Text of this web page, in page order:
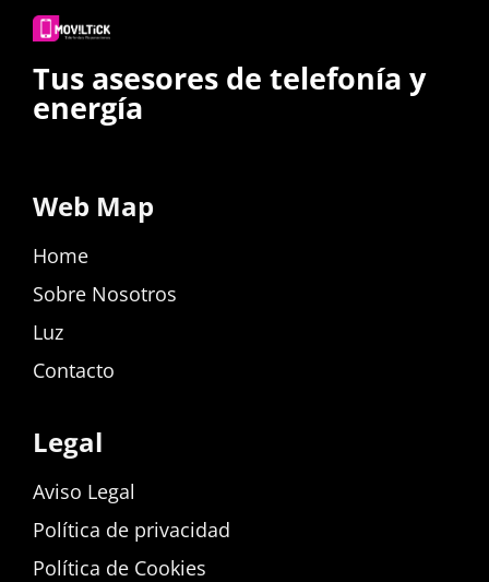
Tus asesores de telefonía y
energía
Web Map
Home
Sobre Nosotros
Luz
Contacto
Legal
Aviso Legal
Política de privacidad
Política de Cookies